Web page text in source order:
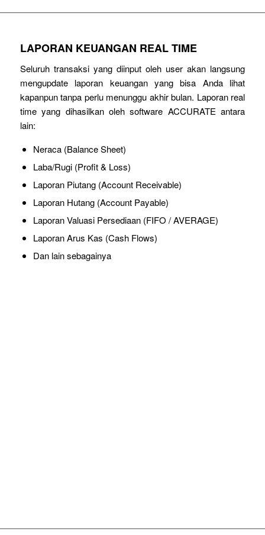
LAPORAN KEUANGAN REAL TIME
Seluruh transaksi yang diinput oleh user akan langsung
mengupdate laporan keuangan yang bisa Anda lihat
kapanpun tanpa perlu menunggu akhir bulan. Laporan real
time yang dihasilkan oleh software ACCURATE antara
lain:
Neraca (Balance Sheet)
Laba/Rugi (Profit & Loss)
Laporan Piutang (Account Receivable)
Laporan Hutang (Account Payable)
Laporan Valuasi Persediaan (FIFO / AVERAGE)
Laporan Arus Kas (Cash Flows)
Dan lain sebagainya